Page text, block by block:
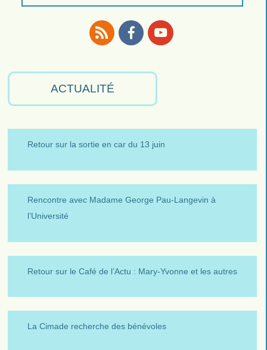
ACTUALITÉ
Retour sur la sortie en car du 13 juin
Rencontre avec Madame George Pau-Langevin à
l’Université
Retour sur le Café de l’Actu : Mary-Yvonne et les autres
La Cimade recherche des bénévoles